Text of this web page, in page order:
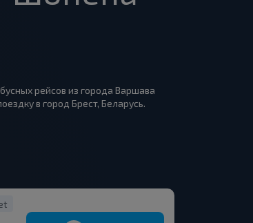
рейсов из города Варшава
в город Брест, Беларусь.